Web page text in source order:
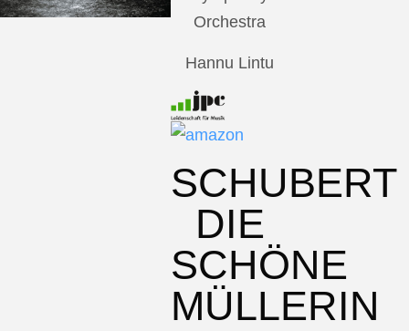
Orchestra
Hannu Lintu
SCHUBERT
DIE
SCHÖNE
MÜLLERIN